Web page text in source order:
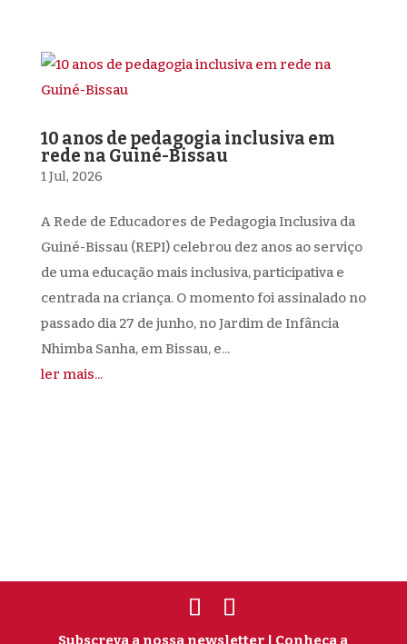
10 anos de pedagogia inclusiva em
rede na Guiné-Bissau
1 Jul, 2026
A Rede de Educadores de Pedagogia Inclusiva da
Guiné-Bissau (REPI) celebrou dez anos ao serviço
de uma educação mais inclusiva, participativa e
centrada na criança. O momento foi assinalado no
passado dia 27 de junho, no Jardim de Infância
Nhimba Sanha, em Bissau, e...
ler mais...
Subscreva a nossa newsletter | Conheça a